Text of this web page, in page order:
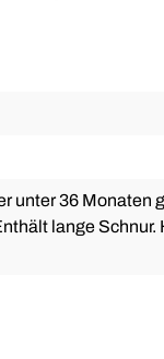
unter 36 Monaten
lange